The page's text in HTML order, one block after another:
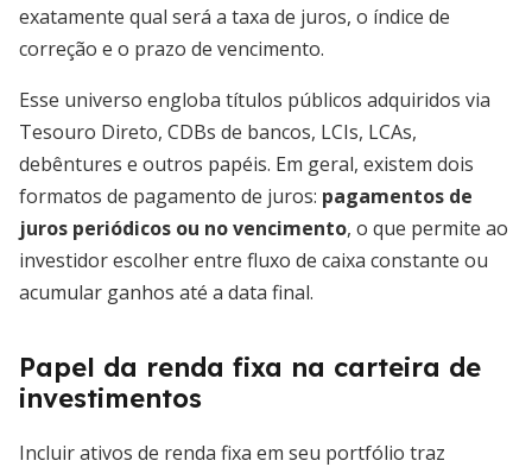
exatamente qual será a taxa de juros, o índice de
correção e o prazo de vencimento.
Esse universo engloba títulos públicos adquiridos via
Tesouro Direto, CDBs de bancos, LCIs, LCAs,
debêntures e outros papéis. Em geral, existem dois
formatos de pagamento de juros: pagamentos de
juros periódicos ou no vencimento, o que permite ao
investidor escolher entre fluxo de caixa constante ou
acumular ganhos até a data final.
Papel da renda fixa na carteira de
investimentos
Incluir ativos de renda fixa em seu portfólio traz